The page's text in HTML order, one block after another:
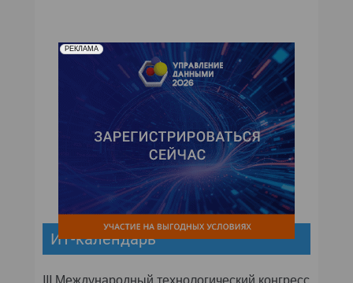
РЕКЛАМА
ИТ-календарь